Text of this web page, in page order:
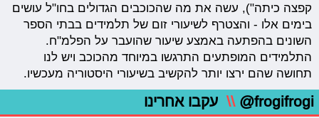
קפצה כיתה"), עשה את מה שהכוכבים הגדולים בחו"ל עושים
בימים אלו - והצטרף לשיעורי זום של תלמידים בבתי הספר
השונים בהפתעה באמצע שיעור שהועבר על הפלמ"ח.
התלמידים המופתעים התרגשו במיוחד מהכוכב ויש לנו
תחושה שהם ירצו יותר להקשיב בשיעורי היסטוריה מעכשיו.
@frogifrogi
\\ עקבו אחרינו